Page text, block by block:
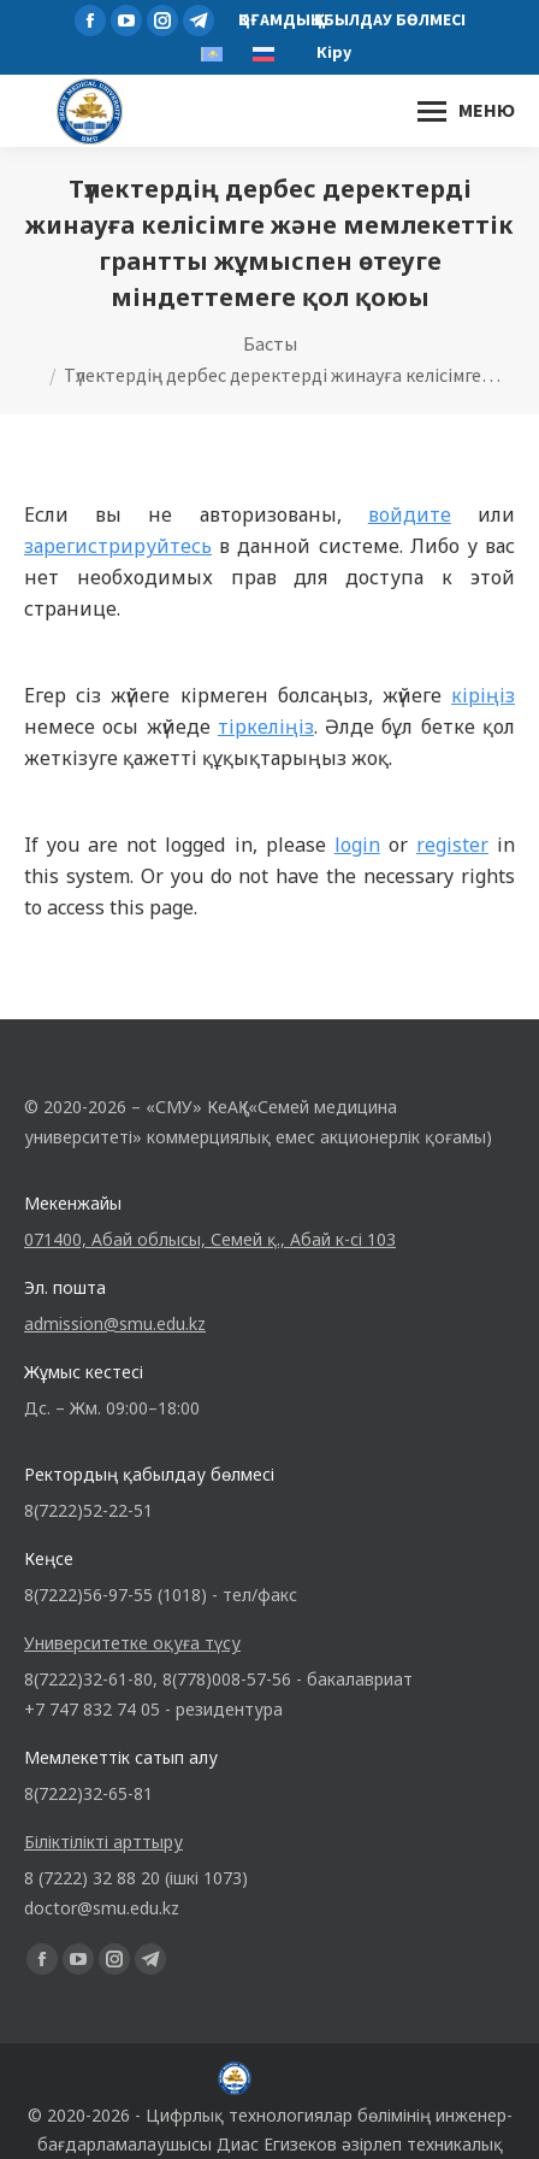
Facebook
opens
in
new
YouTube
opens
window
Instagram
page
opens
window
Telegram
page
opens
window
ҚОҒАМДЫҚ ҚАБЫЛДАУ БӨЛМЕСІ
Кіру
МЕНЮ
Түлектердің дербес деректерді
жинауға келісімге және мемлекеттік
грантты жұмыспен өтеуге
міндеттемеге қол қоюы
Басты
Түлектердің дербес деректерді жинауға келісімге…
Если вы не авторизованы, войдитеили
зарегистрируйтесь в данной системе. Либо у вас
нет необходимых прав для доступа к этой
странице.
Егер сіз жүйеге кірмеген болсаңыз, жүйеге кіріңіз
немесе осы жүйеде тіркеліңіз. Әлде бұл бетке қол
жеткізуге қажетті құқықтарыңыз жоқ.
If you are not logged in, please loginor registerin
this system. Or you do not have the necessary rights
to access this page.
© 2020-2026 – «СМУ» КеАҚ («Семей медицина
университеті» коммерциялық емес акционерлік қоғамы)
Мекенжайы
071400, Абай облысы, Семей қ., Абай к-сі 103
Эл. пошта
admission@smu.edu.kz
Жұмыс кестесі
Дс. – Жм. 09:00–18:00
Ректордың қабылдау бөлмесі
8(7222)52-22-51
Кеңсе
8(7222)56-97-55 (1018) - тел/факс
Университетке оқуға түсу
8(7222)32-61-80, 8(778)008-57-56 - бакалавриат
+7 747 832 74 05 - резидентура
Мемлекеттік сатып алу
8(7222)32-65-81
Біліктілікті арттыру
8 (7222) 32 88 20 (ішкі 1073)
doctor@smu.edu.kz
Find us on:
Facebook
window
YouTube
window
Instagram
window
Telegram
window
© 2020-2026 - Цифрлық технологиялар бөлімініңинженер-
бағдарламалаушысы Диас Егизеков әзірлеп техникалық